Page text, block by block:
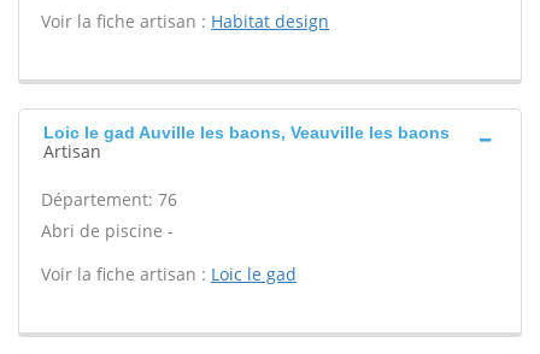
Voir la fiche artisan : Habitat design
Loic le gad Auville les baons, Veauville les baons
Artisan
Département: 76
Abri de piscine -
Voir la fiche artisan : Loic le gad